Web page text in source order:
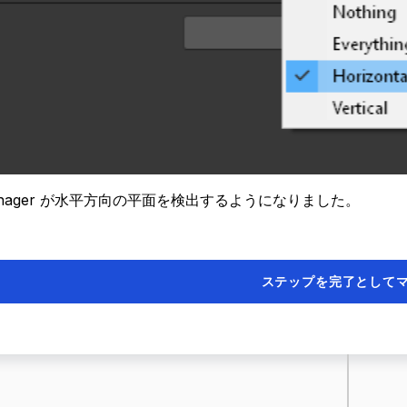
が水平方向の平面を検出するようになりました。
ステップを完了として